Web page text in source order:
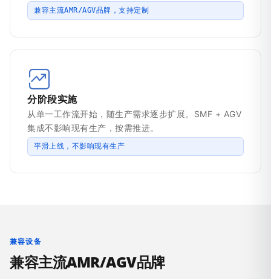
兼容主流AMR/AGV品牌，支持定制
分阶段实施
从单一工作流开始，随生产需求逐步扩展。SMF + AGV
集成不影响现有生产，按需推进。
平滑上线，不影响现有生产
兼容设备
兼容主流AMR/AGV品牌